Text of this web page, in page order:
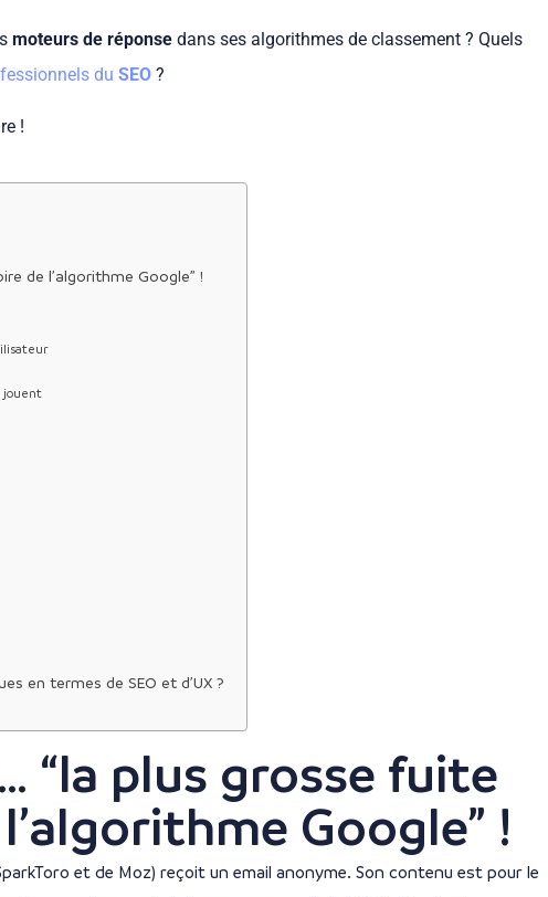
moteurs de réponse dans ses algorithmes de classement ? Quels
du SEO ?
!
de l’algorithme Google” !
jouent
en termes de SEO et d’UX ?
“la plus grosse fuite
Google” !
et de Moz) reçoit un email anonyme. Son contenu est pour le